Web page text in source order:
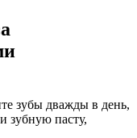
зубы дважды в день,
зубную пасту,